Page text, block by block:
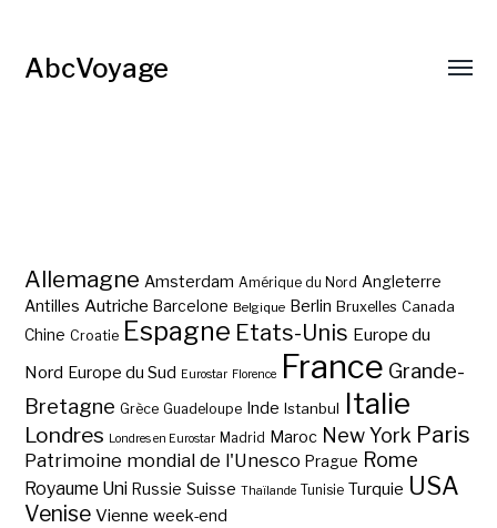
AbcVoyage
Allemagne Amsterdam Amérique du Nord Angleterre
Antilles Autriche Barcelone Belgique Berlin Bruxelles Canada
Chine Croatie Espagne Etats-Unis Europe du
Nord Europe du Sud Eurostar Florence France Grande-
Bretagne Grèce Guadeloupe Inde Istanbul Italie
Londres Londres en Eurostar Madrid Maroc New York Paris
Patrimoine mondial de l'Unesco Prague Rome
Royaume Uni Russie Suisse Thaïlande Tunisie Turquie USA
Venise Vienne week-end